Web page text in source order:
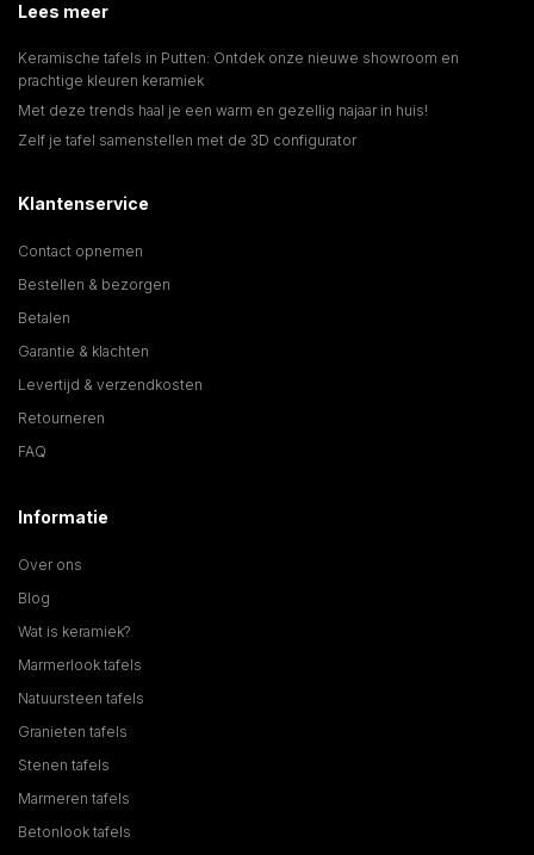
Lees meer
Keramische tafels in Putten: Ontdek onze nieuwe showroom en
prachtige kleuren keramiek
Met deze trends haal je een warm en gezellig najaar in huis!
Zelf je tafel samenstellen met de 3D configurator
Klantenservice
Contact opnemen
Bestellen & bezorgen
Betalen
Garantie & klachten
Levertijd & verzendkosten
Retourneren
FAQ
Informatie
Over ons
Blog
Wat is keramiek?
Marmerlook tafels
Natuursteen tafels
Granieten tafels
Stenen tafels
Marmeren tafels
Betonlook tafels